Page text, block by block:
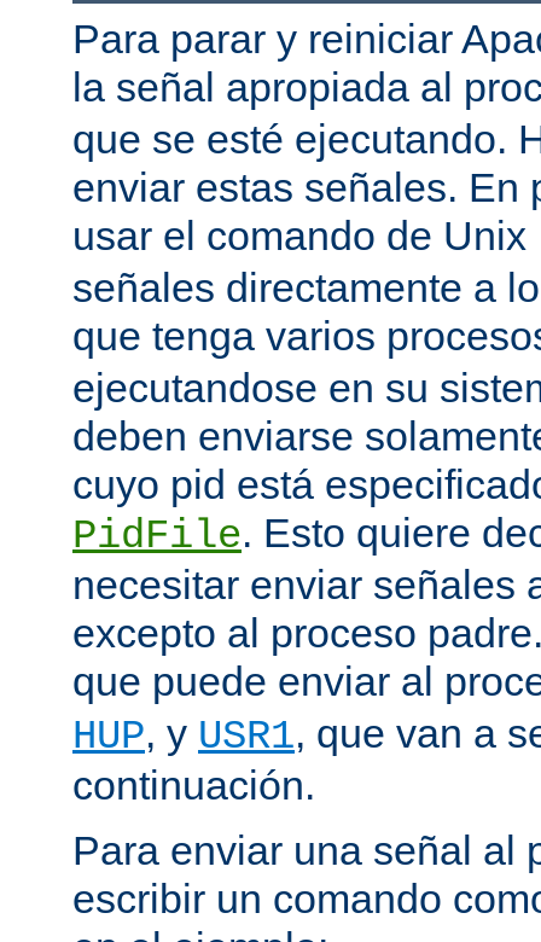
Para parar y reiniciar
la señal apropiada al
que se esté ejecutando.
enviar estas señales. En
usar el comando de Unix
señales directamente a
que tenga varios
ejecutandose en su
deben enviarse
cuyo pid está
PidFile. Esto quiere
necesitar enviar señales
excepto al proceso
que puede enviar al
HUP, y USR1, que van a
continuación.
Para enviar una señal al
escribir un comando